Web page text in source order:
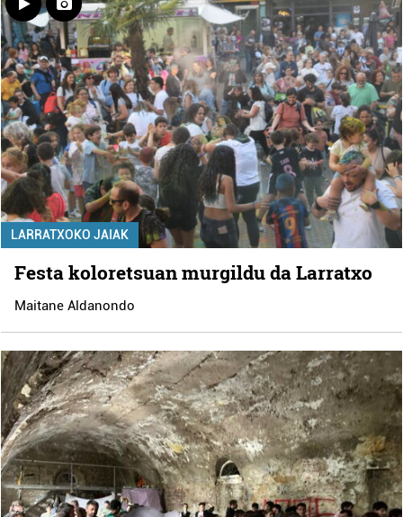
LARRATXOKO JAIAK
Festa koloretsuan murgildu da Larratxo
Maitane Aldanondo